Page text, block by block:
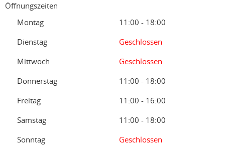
Öffnungszeiten
Montag
11:00 - 18:00
Dienstag
Geschlossen
Mittwoch
Geschlossen
Donnerstag
11:00 - 18:00
Freitag
11:00 - 16:00
Samstag
11:00 - 18:00
Sonntag
Geschlossen